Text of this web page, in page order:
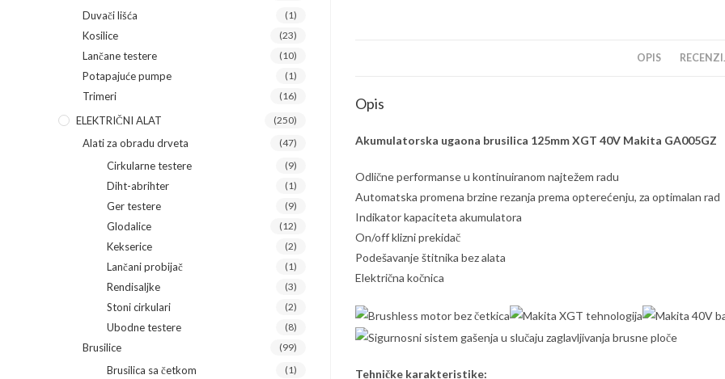
OPIS
Opis
Akumulatorska ugaona brusilica 125mm XGT 40V Makita GA005GZ
Odlične performanse u kontinuiranom najtežem radu
Automatska promena brzine rezanja prema opterećenju, za optimalan rad
Indikator kapaciteta akumulatora
On/off klizni prekidač
Podešavanje štitnika bez alata
Električna kočnica
Tehničke karakteristike:
Duvači lišća (1)
Kosilice (23)
Lančane testere (10)
Potapajuće pumpe (1)
Trimeri (16)
ELEKTRIČNI ALAT (250)
Alati za obradu drveta (47)
Cirkularne testere (9)
Diht-abrihter (1)
Ger testere (9)
Glodalice (12)
Kekserice (2)
Lančani probijač (1)
Rendisaljke (3)
Stoni cirkulari (2)
Ubodne testere (8)
Brusilice (99)
Brusilica sa četkom (1)